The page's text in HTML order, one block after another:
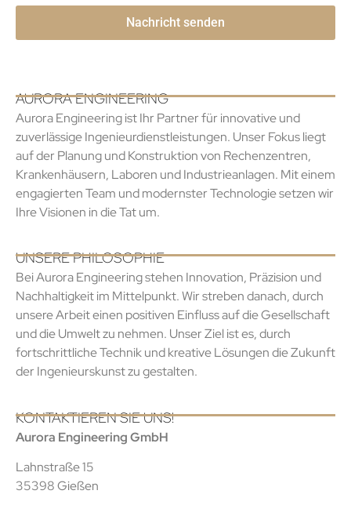
AURORA ENGINEERING
Aurora Engineering ist Ihr Partner für innovative und
zuverlässige Ingenieurdienstleistungen. Unser Fokus liegt
auf der Planung und Konstruktion von Rechenzentren,
Krankenhäusern, Laboren und Industrieanlagen. Mit einem
engagierten Team und modernster Technologie setzen wir
Ihre Visionen in die Tat um.
UNSERE PHILOSOPHIE
Bei Aurora Engineering stehen Innovation, Präzision und
Nachhaltigkeit im Mittelpunkt. Wir streben danach, durch
unsere Arbeit einen positiven Einfluss auf die Gesellschaft
und die Umwelt zu nehmen. Unser Ziel ist es, durch
fortschrittliche Technik und kreative Lösungen die Zukunft
der Ingenieurskunst zu gestalten.
KONTAKTIEREN SIE UNS!
Aurora Engineering GmbH
Lahnstraße 15
35398 Gießen